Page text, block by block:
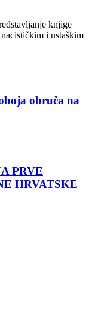
knjige
i ustaškim
obruča na
PRVE
HRVATSKE